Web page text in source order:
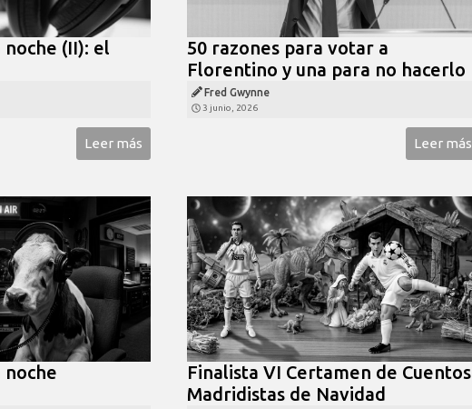
(II): el
Leer más
50 razones para votar a
Florentino y una para no hacerlo
Fred Gwynne
3 junio, 2026
Leer más
noche
Finalista VI Certamen de Cuentos
Madridistas de Navidad